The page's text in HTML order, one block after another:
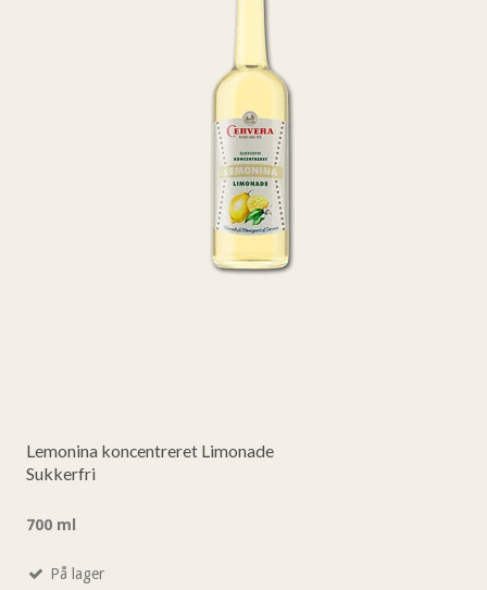
Lemonina koncentreret Limonade
Sukkerfri
700 ml
På lager